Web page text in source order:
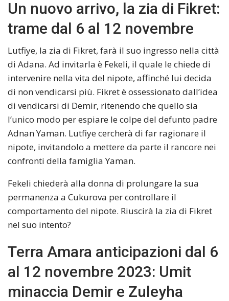
Un nuovo arrivo, la zia di Fikret:
trame dal 6 al 12 novembre
Lutfiye, la zia di Fikret, farà il suo ingresso nella città
di Adana. Ad invitarla è Fekeli, il quale le chiede di
intervenire nella vita del nipote, affinché lui decida
di non vendicarsi più. Fikret è ossessionato dall’idea
di vendicarsi di Demir, ritenendo che quello sia
l’unico modo per espiare le colpe del defunto padre
Adnan Yaman. Lutfiye cercherà di far ragionare il
nipote, invitandolo a mettere da parte il rancore nei
confronti della famiglia Yaman.
Fekeli chiederà alla donna di prolungare la sua
permanenza a Cukurova per controllare il
comportamento del nipote. Riuscirà la zia di Fikret
nel suo intento?
Terra Amara anticipazioni dal 6
al 12 novembre 2023: Umit
minaccia Demir e Zuleyha